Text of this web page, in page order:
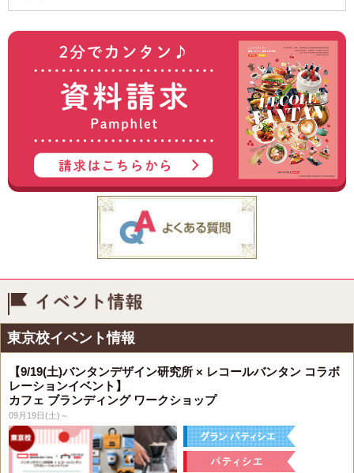
東京校イベント情報
【9/19(土)バンタンデザイン研究所 × レコールバンタン コラボ
レーションイベント】
カフェ ブランディング ワークショップ
09月19日(土)～